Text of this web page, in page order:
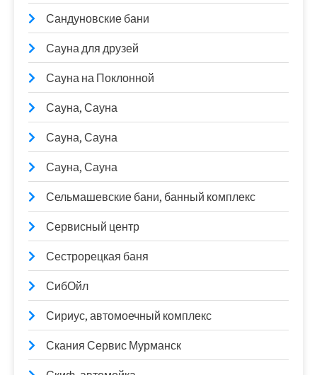
Сандуновские бани
Сауна для друзей
Сауна на Поклонной
Сауна, Сауна
Сауна, Сауна
Сауна, Сауна
Сельмашевские бани, банный комплекс
Сервисный центр
Сестрорецкая баня
СибОйл
Сириус, автомоечный комплекс
Скания Сервис Мурманск